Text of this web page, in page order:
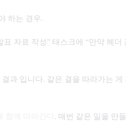
하는 경우.
자료 작성” 태스크에 “만약 헤
과 입니다. 같은 결을 따라가는
. 매번 같은 일을 만